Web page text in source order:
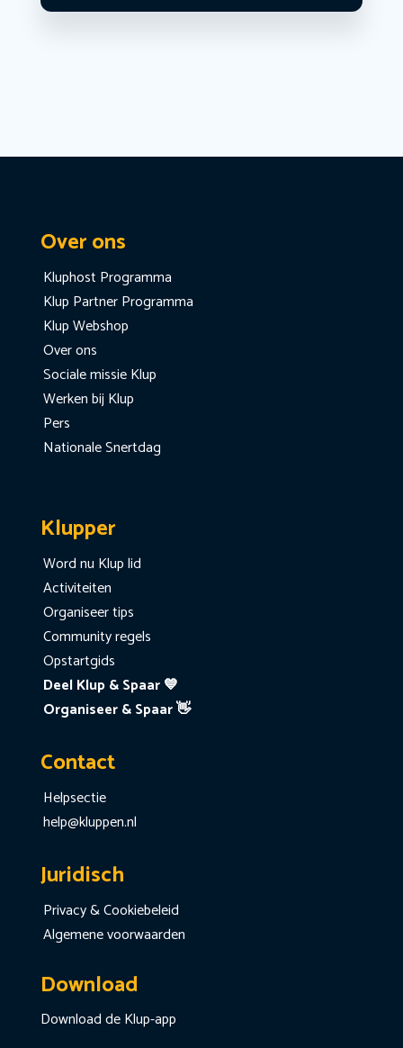
Over ons
Kluphost Programma
Klup Partner Programma
Klup Webshop
Over ons
Sociale missie Klup
Werken bij Klup
Pers
Nationale Snertdag
Klupper
Word nu Klup lid
Activiteiten
Organiseer tips
Community regels
Opstartgids
Deel Klup & Spaar 💙
Organiseer & Spaar 👋
Contact
Helpsectie
help@kluppen.nl
Juridisch
Privacy & Cookiebeleid
Algemene voorwaarden
Download
Download de Klup-app